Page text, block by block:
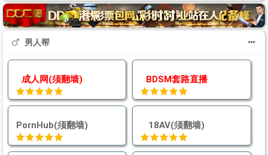
男人帮
成人网(须翻墙) BDSM套路直播
PornHub(须翻墙) 18AV(须翻墙)